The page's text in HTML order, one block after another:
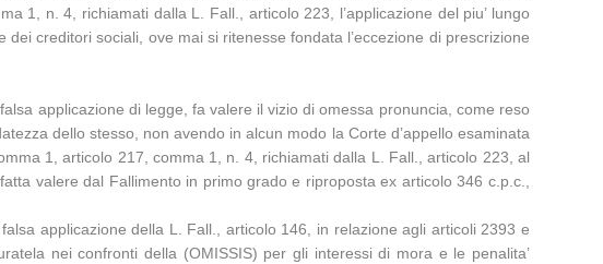
1, n. 4, richiamati dalla L. Fall., articolo 223, l’applicazione del piu’ lungo
creditori sociali, ove mai si ritenesse fondata l’eccezione di prescrizione
applicazione di legge, fa valere il vizio di omessa pronuncia, come reso
dello stesso, non avendo in alcun modo la Corte d’appello esaminata
1, articolo 217, comma 1, n. 4, richiamati dalla L. Fall., articolo 223, al
valere dal Fallimento in primo grado e riproposta ex articolo 346 c.p.c.,
applicazione della L. Fall., articolo 146, in relazione agli articoli 2393 e
nei confronti della (OMISSIS) per gli interessi di mora e le penalita’